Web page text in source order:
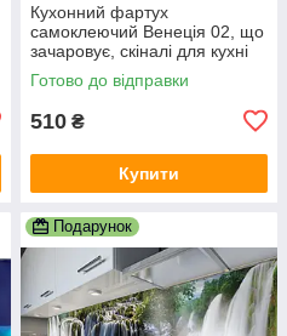
Кухонний фартух
самоклеючий Венеція 02, що
зачаровує, скіналі для кухні
наклейка ПВХ гондоли
600х2000 мм
Готово до відправки
510 ₴
Купити
Подарунок